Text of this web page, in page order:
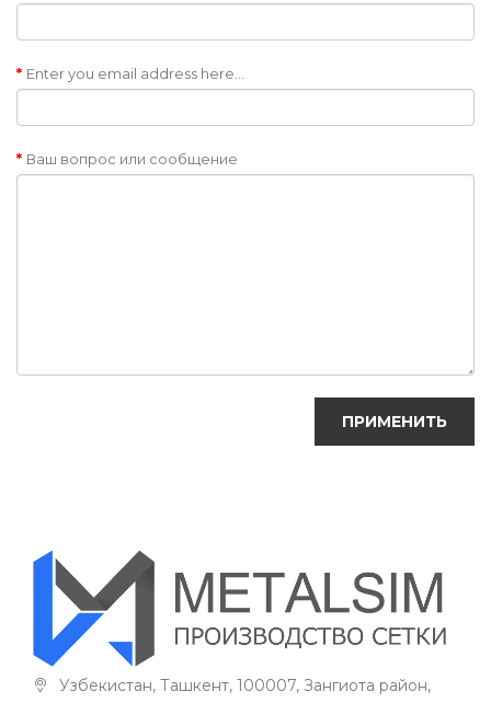
Enter you email address here...
Ваш вопрос или сообщение
Узбекистан, Ташкент, 100007, Зангиота район,